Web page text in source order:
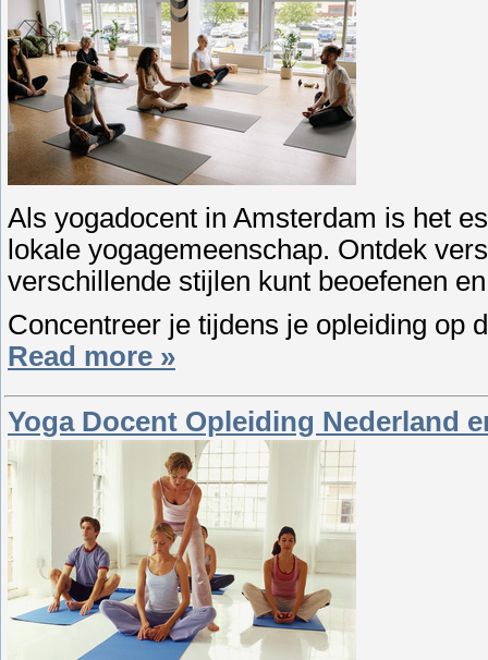
Als yogadocent in Amsterdam is het
lokale yogagemeenschap. Ontdek
verschillende stijlen kunt beoefenen
Concentreer je tijdens je opleiding op
Read more »
Yoga Docent Opleiding Nederland